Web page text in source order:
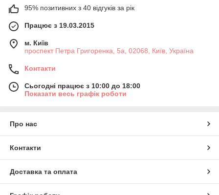
95% позитивних з 40 відгуків за рік
Працює з 19.03.2015
м. Київ
проспект Петра Григоренка, 5а, 02068, Київ, Україна
Контакти
Сьогодні працює з 10:00 до 18:00
Показати весь графік роботи
Про нас
Контакти
Доставка та оплата